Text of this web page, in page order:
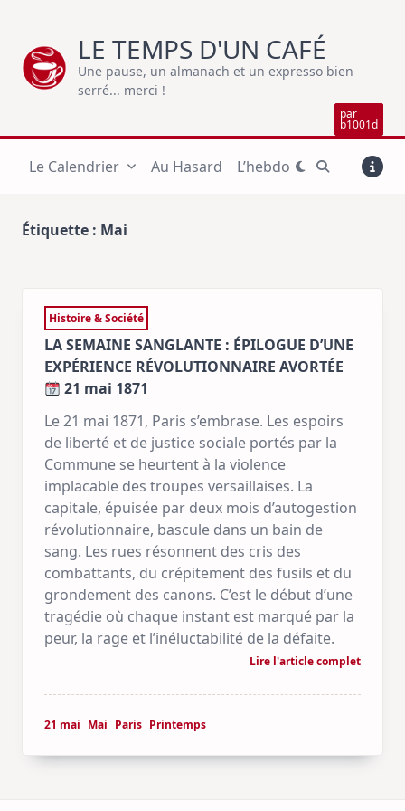
content
LE TEMPS D'UN CAFÉ
Une pause, un almanach et un expresso bien
serré... merci !
par
b1001d
Le Calendrier Au Hasard L’hebdo
Étiquette : Mai
Histoire & Société
LA SEMAINE SANGLANTE : ÉPILOGUE D’UNE
EXPÉRIENCE RÉVOLUTIONNAIRE AVORTÉE
21 mai 1871
Le 21 mai 1871, Paris s’embrase. Les espoirs
de liberté et de justice sociale portés par la
Commune se heurtent à la violence
implacable des troupes versaillaises. La
capitale, épuisée par deux mois d’autogestion
révolutionnaire, bascule dans un bain de
sang. Les rues résonnent des cris des
combattants, du crépitement des fusils et du
grondement des canons. C’est le début d’une
tragédie où chaque instant est marqué par la
peur, la rage et l’inéluctabilité de la défaite.
Lire l'article complet
21 mai Mai Paris Printemps